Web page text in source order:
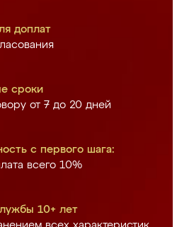
доплат
сроки
от 7 до 20 дней
с первого шага:
всего 10%
10+ лет